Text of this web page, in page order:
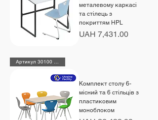
металевому каркасі
та стілець з
покриттям HPL
Price
UAH 7,431.00
Артикул 30100 + 6 х 48481
Комплект столу 6-
місний та 6 cтільців з
пластиковим
моноблоком